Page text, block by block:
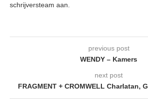
schrijversteam aan.
previous post
WENDY – Kamers
next post
FRAGMENT + CROMWELL Charlatan,